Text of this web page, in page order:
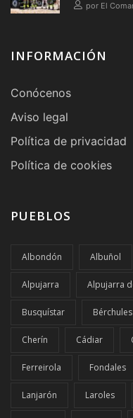
por El
INFORMACIÓN
Conócenos
Aviso legal
Política de privacidad
Política de cookies
PUEBLOS
Albondón Albuñol
Alpujarra Alpujarra
Busquístar Bérchules
Cherín Cádiar
Ferreirola Fondales
Lanjarón Laroles